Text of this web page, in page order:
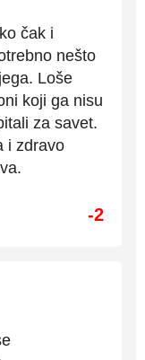
čak i
nešto
Loše
koji ga nisu
za savet.
i zdravo
-2